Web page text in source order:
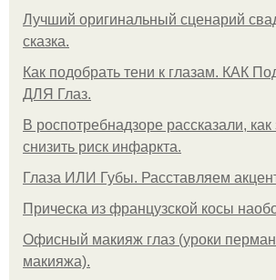
Лучший оригинальный сценарий
сказка.
Как подобрать тени к глазам. КАК
ДЛЯ Глаз.
В роспотребнадзоре рассказали, как
снизить риск инфаркта.
Глаза ИЛИ Губы. Расставляем
Прическа из французской косы
Офисный макияж глаз (уроки
макияжа).